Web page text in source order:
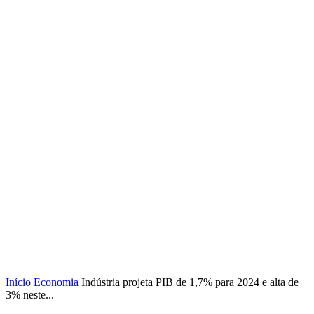
Início Economia Indústria projeta PIB de 1,7% para 2024 e alta de
3% neste...